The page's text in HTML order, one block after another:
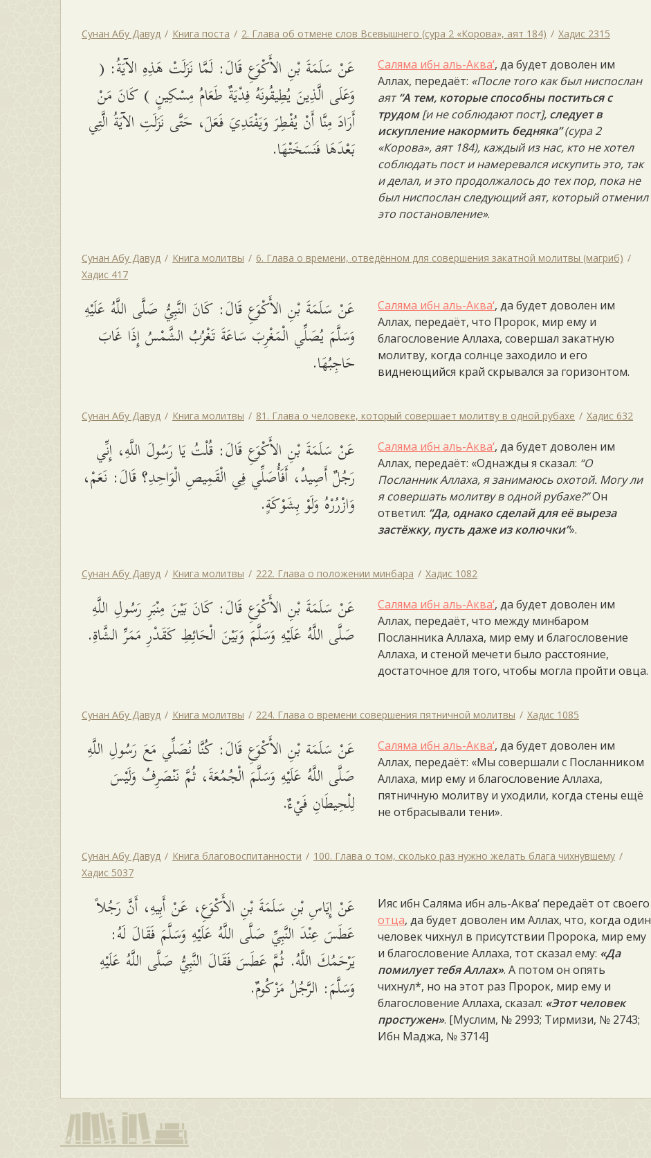
Сунан Абу Давуд Книга поста 2. Глава об отмене слов Всевышнего (сура 2 «Корова», аят 184) Хадис 2315
عَنْ سَلَمَةَ بْنِ الأَكْوَعِ قَالَ: لَمَّا نَزَلَتْ هَذِهِ الآيَةُ: (
وَعَلَى الَّذِينَ يُطِيقُونَهُ فِدْيَةٌ طَعَامُ مِسْكِينٍ ) كَانَ مَنْ
أَرَادَ مِنَّا أَنْ يُفْطِرَ وَيَفْتَدِيَ فَعَلَ، حَتَّى نَزَلَتِ الآيَةُ الَّتِي
بَعْدَهَا فَنَسَخَتْهَا.
Саляма ибн аль-Аква‘, да будет доволен им
Аллах, передаёт: «После того как был ниспослан
аят“А тем, которые способны поститься с
трудом[и не соблюдают пост], следует в
искупление накормить бедняка”(сура 2
«Корова», аят 184), каждый из нас, кто не хотел
соблюдать пост и намеревался искупить это, так
и делал, и это продолжалось до тех пор, пока не
был ниспослан следующий аят, который отменил
это постановление».
Сунан Абу Давуд Книга молитвы
6. Глава о времени, отведённом для совершения закатной молитвы (магриб)
Хадис 417
عَنْ سَلَمَةَ بْنِ الأَكْوَعِ قَالَ: كَانَ النَّبِيُّ صَلَّى اللَّهُ عَلَيْهِ
وَسَلَّمَ يُصَلِّي الْمَغْرِبَ سَاعَةَ تَغْرُبُ الشَّمْسُ إِذَا غَابَ
حَاجِبُهَا.
Саляма ибн аль-Аква‘, да будет доволен им
Аллах, передаёт, что Пророк, мир ему и
благословение Аллаха, совершал закатную
молитву, когда солнце заходило и его
виднеющийся край скрывался за горизонтом.
Сунан Абу Давуд Книга молитвы 81. Глава о человеке, который совершает молитву в одной рубахе Хадис 632
عَنْ سَلَمَةَ بْنِ الأَكْوَعِ قَالَ: قُلْتُ يَا رَسُولَ اللَّهِ، إِنِّي
رَجُلٌ أَصِيدُ، أَفَأُصَلِّي فِي الْقَمِيصِ الْوَاحِدِ؟ قَالَ: نَعَمْ،
وَازْرُرْهُ وَلَوْ بِشَوْكَةٍ.
Саляма ибн аль-Аква‘, да будет доволен им
Аллах, передаёт: «Однажды я сказал: “О
Посланник Аллаха, я занимаюсь охотой. Могу ли
я совершать молитву в одной рубахе?”Он
ответил: “Да, однако сделай для её выреза
застёжку, пусть даже из колючки”».
Сунан Абу Давуд Книга молитвы 222. Глава о положении минбара Хадис 1082
عَنْ سَلَمَةَ بْنِ الأَكْوَعِ قَالَ: كَانَ بَيْنَ مِنْبَرِ رَسُولِ اللَّهِ
صَلَّى اللَّهُ عَلَيْهِ وَسَلَّمَ وَبَيْنَ الْحَائِطِ كَقَدْرِ مَمَرِّ الشَّاةِ.
Саляма ибн аль-Аква‘, да будет доволен им
Аллах, передаёт, что между минбаром
Посланника Аллаха, мир ему и благословение
Аллаха, и стеной мечети было расстояние,
достаточное для того, чтобы могла пройти овца.
Сунан Абу Давуд Книга молитвы 224. Глава о времени совершения пятничной молитвы Хадис 1085
عَنْ سَلَمَة بْنِ الأَكْوَعِ قَالَ: كُنَّا نُصَلِّي مَعَ رَسُولِ اللَّهِ
صَلَّى اللَّهُ عَلَيْهِ وَسَلَّمَ الْجُمُعَةَ، ثُمَّ نَنْصَرِفُ وَلَيْسَ
لِلْحِيطَانِ فَيْءٌ.
Саляма ибн аль-Аква‘, да будет доволен им
Аллах, передаёт: «Мы совершали с Посланником
Аллаха, мир ему и благословение Аллаха,
пятничную молитву и уходили, когда стены ещё
не отбрасывали тени».
Сунан Абу Давуд Книга благовоспитанности
100. Глава о том, сколько раз нужно желать блага чихнувшему
Хадис 5037
عَنْ إِيَاسِ بْنِ سَلَمَةَ بْنِ الأَكْوَعِ، عَنْ أَبِيهِ، أَنَّ رَجُلاً
عَطَسَ عِنْدَ النَّبِيِّ صَلَّى اللَّهُ عَلَيْهِ وَسَلَّمَ فَقَالَ لَهُ:
يَرْحَمُكَ اللَّهُ. ثُمَّ عَطَسَ فَقَالَ النَّبِيُّ صَلَّى اللَّهُ عَلَيْهِ
وَسَلَّمَ: الرَّجُلُ مَزْكُومٌ.
Ияс ибн Саляма ибн аль-Аква‘ передаёт от своего
отца, да будет доволен им Аллах, что, когда один
человек чихнул в присутствии Пророка, мир ему
и благословение Аллаха, тот сказал ему: «Да
помилует тебя Аллах». А потом он опять
чихнул*, но на этот раз Пророк, мир ему и
благословение Аллаха, сказал: «Этот человек
простужен». [Муслим, № 2993; Тирмизи, № 2743;
Ибн Маджа, № 3714]